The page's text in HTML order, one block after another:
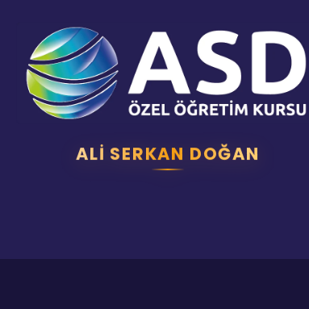
ALI SERKAN DOĞAN